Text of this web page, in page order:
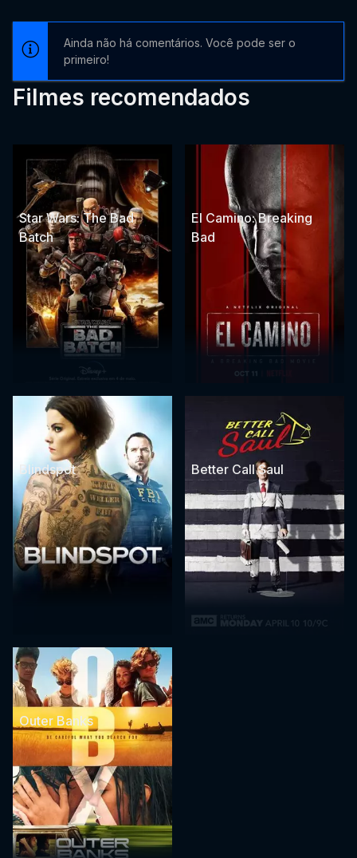
Ainda não há comentários. Você pode ser o
primeiro!
Filmes recomendados
Star Wars: The Bad
Batch
El Camino: Breaking
Bad
Blindspot Better Call Saul
Outer Banks